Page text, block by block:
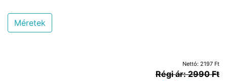
Méretek
Nettó: 2197 Ft
Régi ár: 2990 Ft